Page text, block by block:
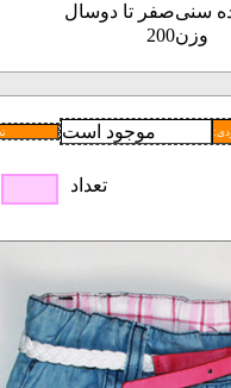
صفر تا دوسالسنی
200وزن
موجود است
تعداد